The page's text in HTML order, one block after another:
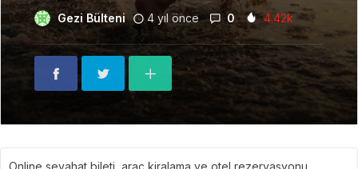
Gezi Bülteni 4 yıl önce 0 4.42k
Online seyahat bileti, araç kiralama ve otel rezervasyonu